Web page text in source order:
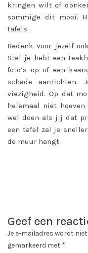
kringen wilt of
sommige dit mooi.
tafels.
Bedenk voor jezelf
Stel je hebt een
foto’s op of een
schade
viezigheid. Op dat
helemaal niet
wel doen als jij dat
een tafel zal je
de muur hangt.
Geef een
Je e-mailadres wordt
gemarkeerd met *